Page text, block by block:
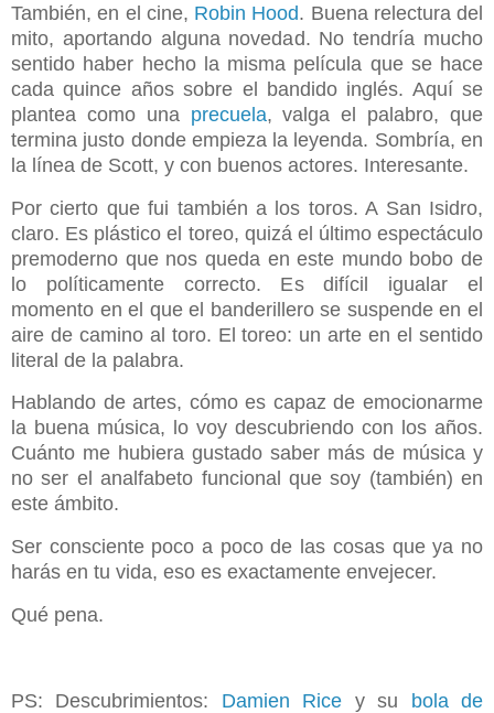
También, en el cine, Robin Hood. Buena relectura del
mito, aportando alguna novedad. No tendría mucho
sentido haber hecho la misma película que se hace
cada quince años sobre el bandido inglés. Aquí se
plantea como una precuela, valga el palabro, que
termina justo donde empieza la leyenda. Sombría, en
la línea de Scott, y con buenos actores. Interesante.
Por cierto que fui también a los toros. A San Isidro,
claro. Es plástico el toreo, quizá el último espectáculo
premoderno que nos queda en este mundo bobo de
lo políticamente correcto. Es difícil igualar el
momento en el que el banderillero se suspende en el
aire de camino al toro. El toreo: un arte en el sentido
literal de la palabra.
Hablando de artes, cómo es capaz de emocionarme
la buena música, lo voy descubriendo con los años.
Cuánto me hubiera gustado saber más de música y
no ser el analfabeto funcional que soy (también) en
este ámbito.
Ser consciente poco a poco de las cosas que ya no
harás en tu vida, eso es exactamente envejecer.
Qué pena.
PS: Descubrimientos: Damien Rice y su bola de